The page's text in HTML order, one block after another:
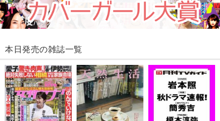
本日発売の雑誌一覧